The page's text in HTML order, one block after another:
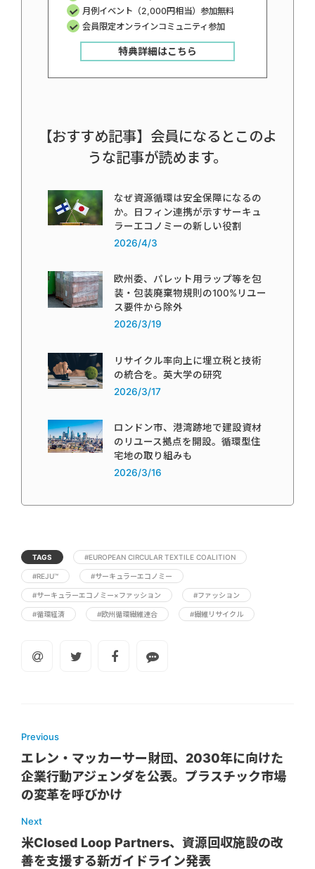
月例イベント（2,000円相当）参加無料
会員限定オンラインコミュニティ参加
特典詳細はこちら
【おすすめ記事】会員になるとこのよ
うな記事が読めます。
なぜ資源循環は安全保障になるの
か。日フィン連携が示すサーキュ
ラーエコノミーの新しい役割
2026/4/3
欧州委、パレット用ラップ等を包
装・包装廃棄物規則の100%リユー
ス要件から除外
2026/3/19
リサイクル率向上に埋立税と技術
の統合を。英大学の研究
2026/3/17
ロンドン市、港湾跡地で建設資材
のリユース拠点を開設。循環型住
宅地の取り組みも
2026/3/16
TAGS #EUROPEAN CIRCULAR TEXTILE COALITION
#REJU™ #サーキュラーエコノミー
#サーキュラーエコノミー×ファッション #ファッション
#循環経済 #欧州循環繊維連合 #繊維リサイクル
Previous
エレン・マッカーサー財団、2030年に向けた
企業行動アジェンダを公表。プラスチック市場
の変革を呼びかけ
Next
米Closed Loop Partners、資源回収施設の改
善を支援する新ガイドライン発表